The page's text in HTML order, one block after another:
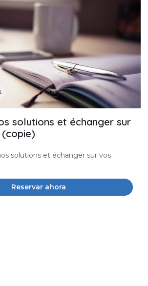
solutions et échanger sur
solutions et échanger sur vos
Reservar ahora